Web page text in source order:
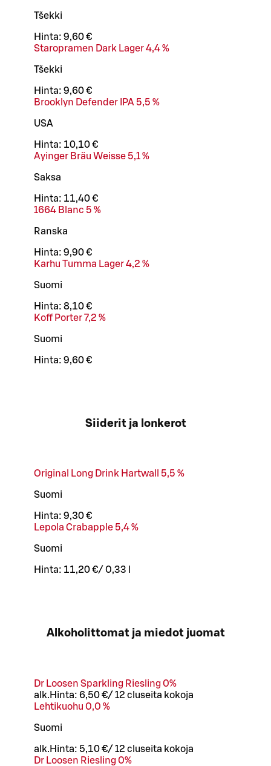
Tšekki
Hinta: 9,60 €
Staropramen Dark Lager 4,4 %
Tšekki
Hinta: 9,60 €
Brooklyn Defender IPA 5,5 %
USA
Hinta: 10,10 €
Ayinger Bräu Weisse 5,1 %
Saksa
Hinta: 11,40 €
1664 Blanc 5 %
Ranska
Hinta: 9,90 €
Karhu Tumma Lager 4,2 %
Suomi
Hinta: 8,10 €
Koff Porter 7,2 %
Suomi
Hinta: 9,60 €
Siiderit ja lonkerot
Original Long Drink Hartwall 5,5 %
Suomi
Hinta: 9,30 €
Lepola Crabapple 5,4 %
Suomi
Hinta: 11,20 €/ 0,33 l
Alkoholittomat ja miedot juomat
Dr Loosen Sparkling Riesling 0%
alk. Hinta: 6,50 €/ 12 cl useita kokoja
Lehtikuohu 0,0 %
Suomi
alk. Hinta: 5,10 €/ 12 cl useita kokoja
Dr Loosen Riesling 0%